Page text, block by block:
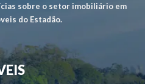
sobre o setor imobiliário em
do Estadão.